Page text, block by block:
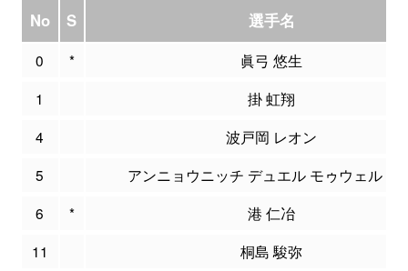
No S 選手名
0 *
眞弓 悠生
1
掛 虹翔
4
波戸岡 レオン
5
アンニョウニッチ デュエル モゥウェル エ
6
*
港 仁冶
11
桐島 駿弥